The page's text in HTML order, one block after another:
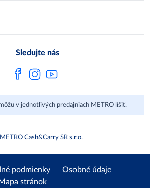
Sledujte nás
v jednotlivých predajniach METRO líšiť.
Cash&Carry SR s.r.o.
podmienky
Osobné údaje
stránok